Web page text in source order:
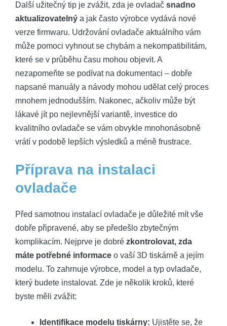
Další užitečný tip je zvážit, zda je ovladač snadno
aktualizovatelný a jak často výrobce vydává nové
verze firmwaru. Udržování ovladače aktuálního vám
může pomoci vyhnout se chybám a nekompatibilitám,
které se v průběhu času mohou objevit. A
nezapomeňte se podívat na dokumentaci – dobře
napsané manuály a návody mohou udělat celý proces
mnohem jednodušším. Nakonec, ačkoliv může být
lákavé jít po nejlevnější variantě, investice do
kvalitního ovladače se vám obvykle mnohonásobně
vrátí v podobě lepších výsledků a méně frustrace.
Příprava na instalaci
ovladače
Před samotnou instalací ovladače je důležité mít vše
dobře připravené, aby se předešlo zbytečným
komplikacím. Nejprve je dobré zkontrolovat, zda
máte potřebné informace o vaší 3D tiskárně a jejím
modelu. To zahrnuje výrobce, model a typ ovladače,
který budete instalovat. Zde je několik kroků, které
byste měli zvážit:
Identifikace modelu tiskárny: Ujistěte se, že